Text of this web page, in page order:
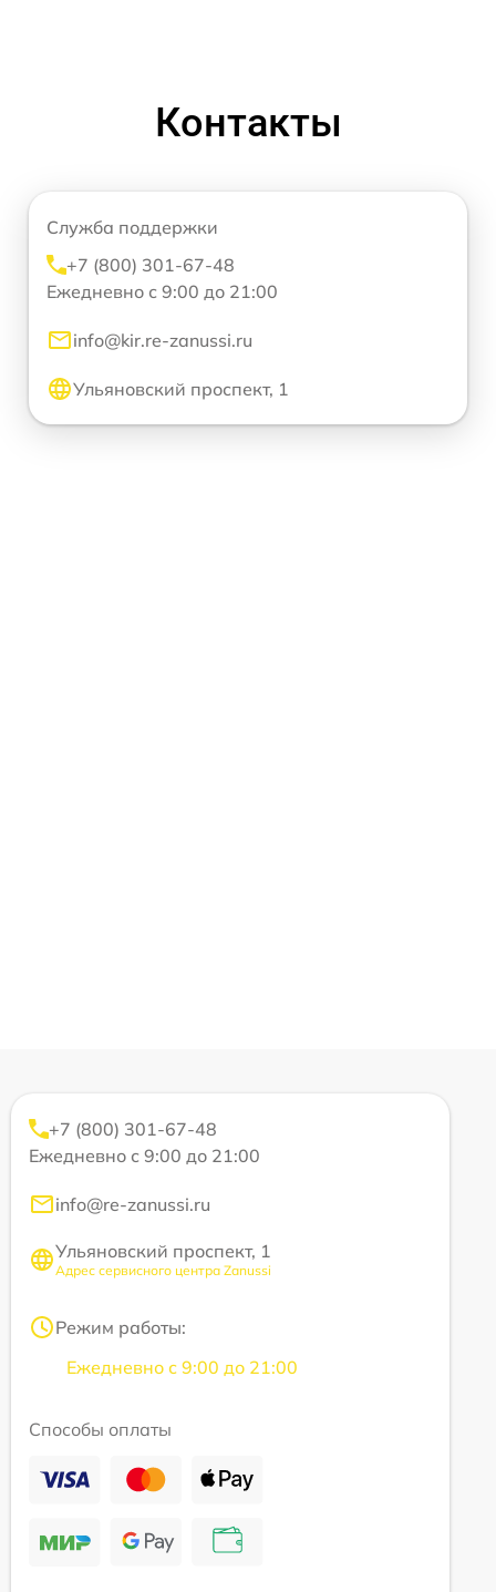
Контакты
Служба поддержки
+7 (800) 301-67-48
Ежедневно с 9:00 до 21:00
info@kir.re-zanussi.ru
Ульяновский проспект, 1
+7 (800) 301-67-48
Ежедневно с 9:00 до 21:00
info@re-zanussi.ru
Ульяновский проспект, 1
Адрес сервисного центра Zanussi
Режим работы:
Ежедневно с 9:00 до 21:00
Способы оплаты